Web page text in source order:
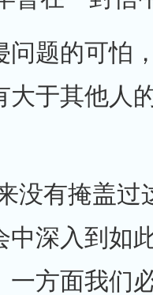
问题的可怕
大于其他人
没有掩盖过
中深入到如
一方面我们